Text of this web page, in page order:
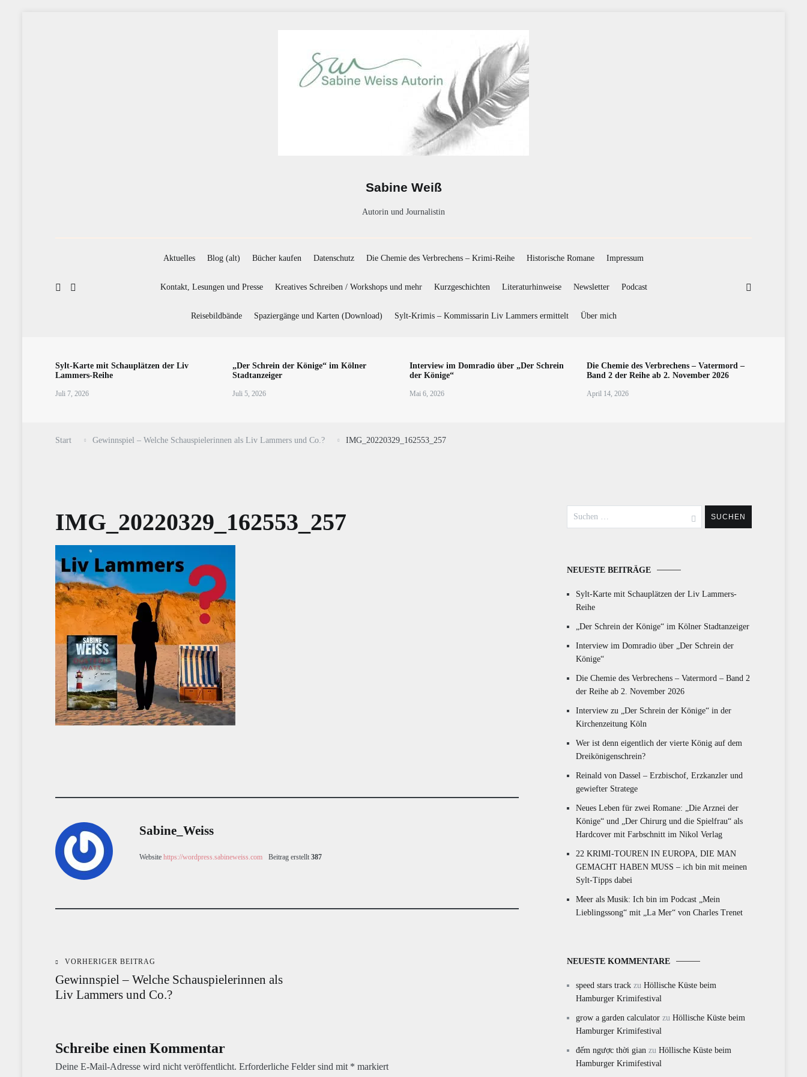
Sabine Weiß
Autorin und Journalistin
Aktuelles Blog (alt) Bücher kaufen Datenschutz Die Chemie des Verbrechens – Krimi-Reihe Historische Romane Impressum
Kontakt, Lesungen und Presse Kreatives Schreiben / Workshops und mehr Kurzgeschichten Literaturhinweise Newsletter Podcast
Reisebildbände Spaziergänge und Karten (Download) Sylt-Krimis – Kommissarin Liv Lammers ermittelt Über mich
Sylt-Karte mit Schauplätzen der Liv
Lammers-Reihe
Juli 7, 2026
„Der Schrein der Könige“ im Kölner
Stadtanzeiger
Juli 5, 2026
Interview im Domradio über „Der Schrein
der Könige“
Mai 6, 2026
Die Chemie des Verbrechens – Vatermord –
Band 2 der Reihe ab 2. November 2026
April 14, 2026
Start Gewinnspiel – Welche Schauspielerinnen als Liv Lammers und Co.? IMG_20220329_162553_257
IMG_20220329_162553_257
Sabine_Weiss
Website https://wordpress.sabineweiss.com Beitrag erstellt 387
Beitragsnavigation
VORHERIGER BEITRAG
Gewinnspiel – Welche Schauspielerinnen als
Liv Lammers und Co.?
Schreibe einen Kommentar
Deine E-Mail-Adresse wird nicht veröffentlicht. Erforderliche Felder sind mit * markiert
nach:
NEUESTE BEITRÄGE
Sylt-Karte mit Schauplätzen der Liv Lammers-
Reihe
„Der Schrein der Könige“ im Kölner Stadtanzeiger
Interview im Domradio über „Der Schrein der
Könige“
Die Chemie des Verbrechens – Vatermord – Band 2
der Reihe ab 2. November 2026
Interview zu „Der Schrein der Könige“ in der
Kirchenzeitung Köln
Wer ist denn eigentlich der vierte König auf dem
Dreikönigenschrein?
Reinald von Dassel – Erzbischof, Erzkanzler und
gewiefter Stratege
Neues Leben für zwei Romane: „Die Arznei der
Könige“ und „Der Chirurg und die Spielfrau“ als
Hardcover mit Farbschnitt im Nikol Verlag
22 KRIMI-TOUREN IN EUROPA, DIE MAN
GEMACHT HABEN MUSS – ich bin mit meinen
Sylt-Tipps dabei
Meer als Musik: Ich bin im Podcast „Mein
Lieblingssong“ mit „La Mer“ von Charles Trenet
NEUESTE KOMMENTARE
speed stars track zu Höllische Küste beim
Hamburger Krimifestival
grow a garden calculator zu Höllische Küste beim
Hamburger Krimifestival
đếm ngược thời gian zu Höllische Küste beim
Hamburger Krimifestival